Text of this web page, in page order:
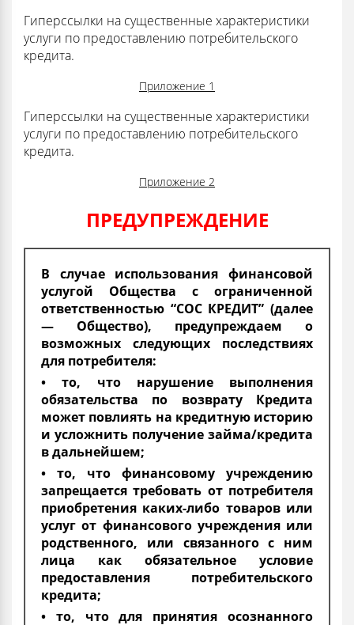
Гиперссылки на существенные характеристики
услуги по предоставлению потребительского
кредита.
Приложение 1
Гиперссылки на существенные характеристики
услуги по предоставлению потребительского
кредита.
Приложение 2
ПРЕДУПРЕЖДЕНИЕ
В случае использования финансовой
услугой Общества с ограниченной
ответственностью “СОС КРЕДИТ” (далее
— Общество), предупреждаем о
возможных следующих последствиях
для потребителя:
• то, что нарушение выполнения
обязательства по возврату Кредита
может повлиять на кредитную историю
и усложнить получение займа/кредита
в дальнейшем;
• то, что финансовому учреждению
запрещается требовать от потребителя
приобретения каких-либо товаров или
услуг от финансового учреждения или
родственного, или связанного с ним
лица как обязательное условие
предоставления потребительского
кредита;
• то, что для принятия осознанного